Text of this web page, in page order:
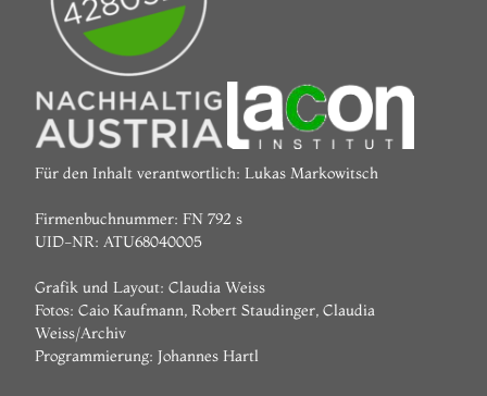
Für den Inhalt verantwortlich: Lukas Markowitsch
Firmenbuchnummer: FN 792 s
UID-NR: ATU68040005
Grafik und Layout: Claudia Weiss
Fotos: Caio Kaufmann, Robert Staudinger, Claudia
Weiss/Archiv
Programmierung:Johannes Hartl